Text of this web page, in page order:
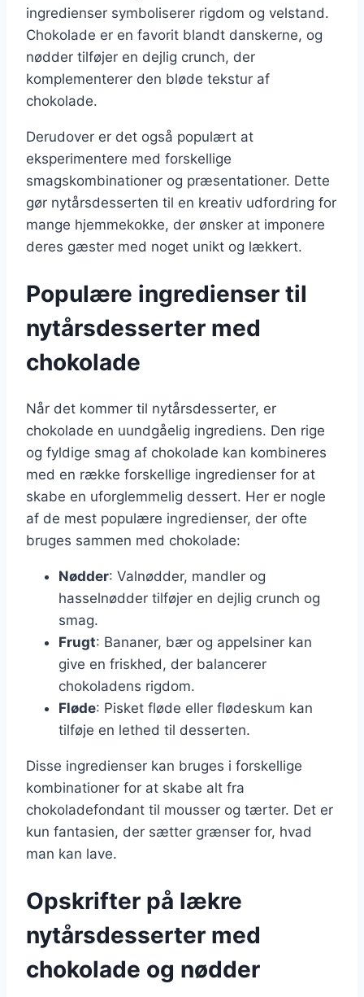
ingredienser symboliserer rigdom og velstand.
Chokolade er en favorit blandt danskerne, og
nødder tilføjer en dejlig crunch, der
komplementerer den bløde tekstur af
chokolade.
Derudover er det også populært at
eksperimentere med forskellige
smagskombinationer og præsentationer. Dette
gør nytårsdesserten til en kreativ udfordring for
mange hjemmekokke, der ønsker at imponere
deres gæster med noget unikt og lækkert.
Populære ingredienser til
nytårsdesserter med
chokolade
Når det kommer til nytårsdesserter, er
chokolade en uundgåelig ingrediens. Den rige
og fyldige smag af chokolade kan kombineres
med en række forskellige ingredienser for at
skabe en uforglemmelig dessert. Her er nogle
af de mest populære ingredienser, der ofte
bruges sammen med chokolade:
Nødder: Valnødder, mandler og
hasselnødder tilføjer en dejlig crunch og
smag.
Frugt: Bananer, bær og appelsiner kan
give en friskhed, der balancerer
chokoladens rigdom.
Fløde: Pisket fløde eller flødeskum kan
tilføje en lethed til desserten.
Disse ingredienser kan bruges i forskellige
kombinationer for at skabe alt fra
chokoladefondant til mousser og tærter. Det er
kun fantasien, der sætter grænser for, hvad
man kan lave.
Opskrifter på lækre
nytårsdesserter med
chokolade og nødder